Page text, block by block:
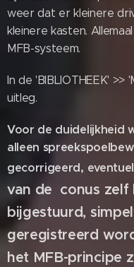
weer dat er kleinere
kleinere kasten.
MFB-systeem.
In de 'BIBLIOTHEEK'
uitleg.
Voor de duidelijkheid
alleen
gecorrigeerd,
van de conus zelf
bijgestuurd,
geregistreerd
het MFB-principe